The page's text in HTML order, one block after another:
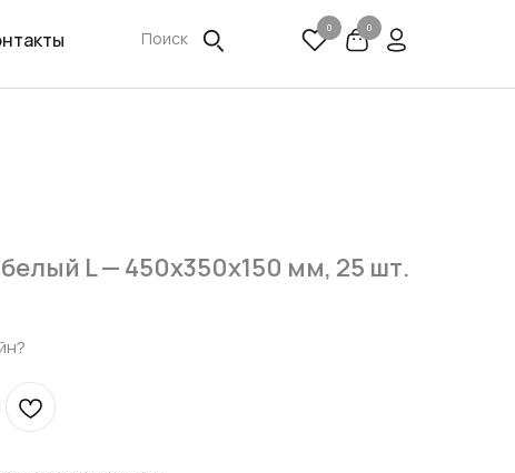
Поиск
0
0
L — 450х350х150 мм, 25 шт.